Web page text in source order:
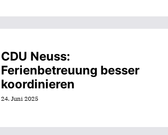
CDU Neuss:
Ferienbetreuung besser
koordinieren
24. Juni 2025